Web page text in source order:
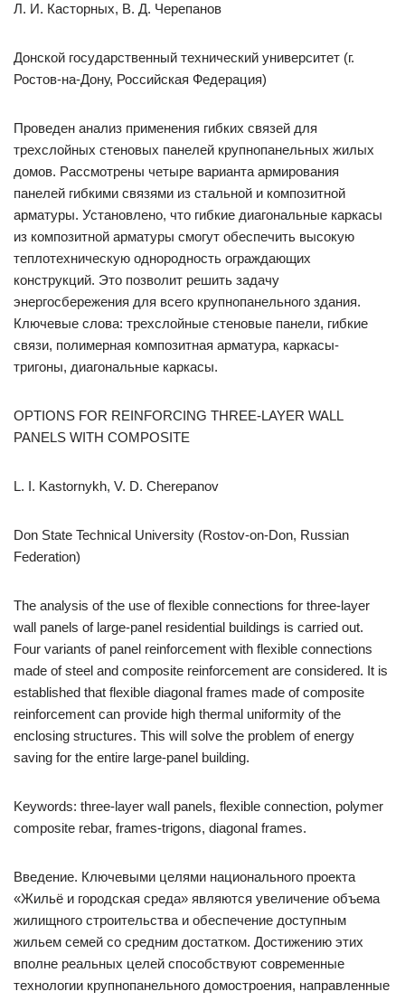
Л. И. Касторных, В. Д. Черепанов
Донской государственный технический университет (г.
Ростов-на-Дону, Российская Федерация)
Проведен анализ применения гибких связей для
трехслойных стеновых панелей крупнопанельных жилых
домов. Рассмотрены четыре варианта армирования
панелей гибкими связями из стальной и композитной
арматуры. Установлено, что гибкие диагональные каркасы
из композитной арматуры смогут обеспечить высокую
теплотехническую однородность ограждающих
конструкций. Это позволит решить задачу
энергосбережения для всего крупнопанельного здания.
Ключевые слова: трехслойные стеновые панели, гибкие
связи, полимерная композитная арматура, каркасы-
тригоны, диагональные каркасы.
OPTIONS FOR REINFORCING THREE-LAYER WALL
PANELS WITH COMPOSITE
L. I. Kastornykh, V. D. Cherepanov
Don State Technical University (Rostov-on-Don, Russian
Federation)
The analysis of the use of flexible connections for three-layer
wall panels of large-panel residential buildings is carried out.
Four variants of panel reinforcement with flexible connections
made of steel and composite reinforcement are considered. It is
established that flexible diagonal frames made of composite
reinforcement can provide high thermal uniformity of the
enclosing structures. This will solve the problem of energy
saving for the entire large-panel building.
Keywords: three-layer wall panels, flexible connection, polymer
composite rebar, frames-trigons, diagonal frames.
Введение. Ключевыми целями национального проекта
«Жильё и городская среда» являются увеличение объема
жилищного строительства и обеспечение доступным
жильем семей со средним достатком. Достижению этих
вполне реальных целей способствуют современные
технологии крупнопанельного домостроения, направленные